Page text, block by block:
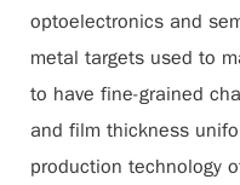
optoelectronics and
metal targets used to
to have fine-grained
and film thickness
production technology